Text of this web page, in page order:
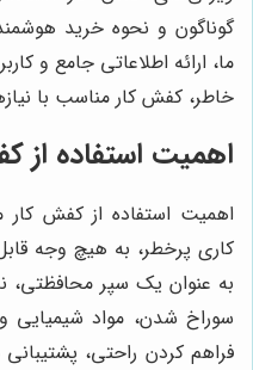
گوناگون و نحوه خرید
ما، ارائه اطلاعاتی جامع و
خاطر، کفش کار مناسب با
اهمیت استفاده از
اهمیت استفاده از کفش
کاری پرخطر، به هیچ وجه
به عنوان یک سپر محافظتی، نه
سوراخ شدن، مواد شیمیایی
فراهم کردن راحتی،